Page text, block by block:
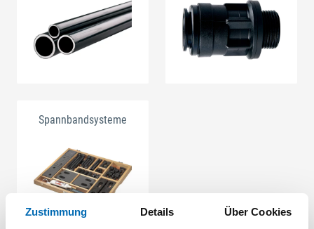
Zustimmung Details Über Cookies
Spannbandsysteme